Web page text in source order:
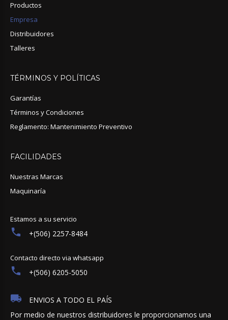
Productos
Empresa
Distribuidores
Talleres
TÉRMINOS Y POLÍTICAS
Garantías
Términos y Condiciones
Reglamento: Mantenimiento Preventivo
FACILIDADES
Nuestras Marcas
Maquinaría
Estamos a su servicio
+(506) 2257-8484
Contacto directo via whatsapp
+(506) 6205-5050
ENVIOS A TODO EL PAÍS
Por medio de nuestros distribuidores le proporcionamos una